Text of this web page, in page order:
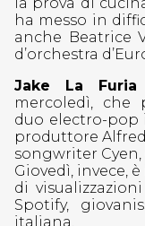
ha messo in
anche Beatrice
d’orchestra
Jake La Furia
mercoledì, che
duo electro-pop
produttore
songwriter Cyen,
Giovedì, invece,
di
Spotify,
italiana.